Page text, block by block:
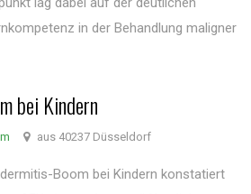
in der Behandlung maligner
bei Kindern
aus 40237 Düsseldorf
Boom bei Kindern konstatiert